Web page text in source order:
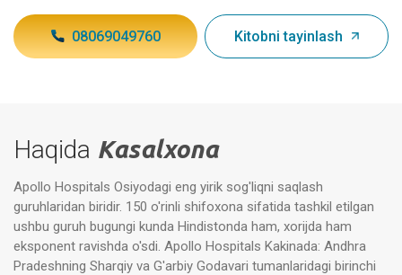
08069049760 Kitobni tayinlash
Haqida Kasalxona
Apollo Hospitals Osiyodagi eng yirik sog'liqni saqlash
guruhlaridan biridir. 150 o'rinli shifoxona sifatida tashkil etilgan
ushbu guruh bugungi kunda Hindistonda ham, xorijda ham
eksponent ravishda o'sdi. Apollo Hospitals Kakinada: Andhra
Pradeshning Sharqiy va G'arbiy Godavari tumanlaridagi birinchi